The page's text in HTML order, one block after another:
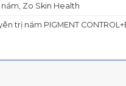
nám Zo Skin Health
trị nám PIGMENT